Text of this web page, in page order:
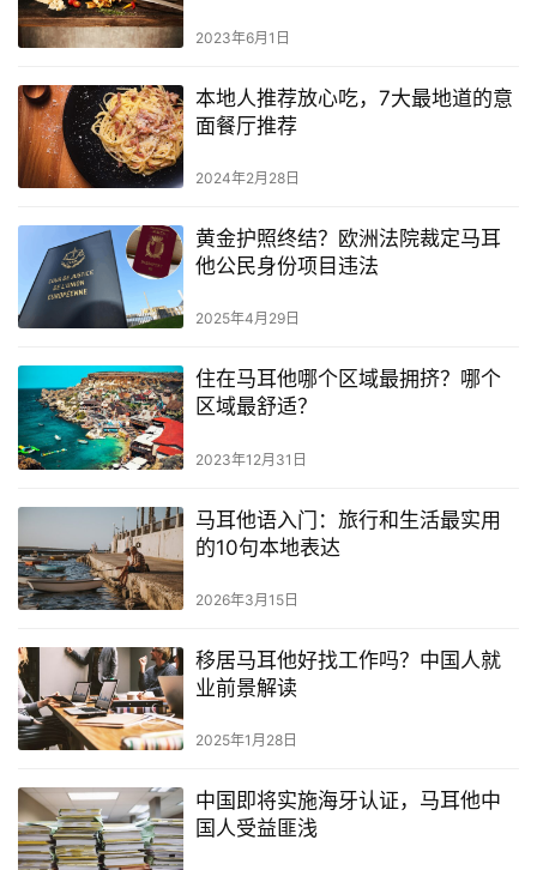
2023年6月1日
本地人推荐放心吃，7大最地道的意
面餐厅推荐
2024年2月28日
黄金护照终结？欧洲法院裁定马耳
他公民身份项目违法
2025年4月29日
住在马耳他哪个区域最拥挤？哪个
区域最舒适？
2023年12月31日
马耳他语入门：旅行和生活最实用
的10句本地表达
2026年3月15日
移居马耳他好找工作吗？中国人就
业前景解读
2025年1月28日
中国即将实施海牙认证，马耳他中
国人受益匪浅